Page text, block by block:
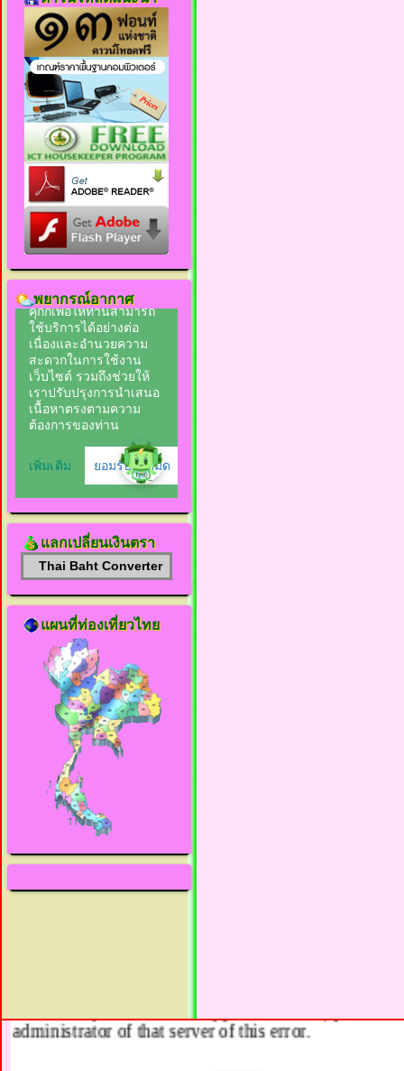
พยากรณ์อากาศ
แลกเปลี่ยนเงินตรา
Thai Baht Converter
แผนที่ท่องเที่ยวไทย